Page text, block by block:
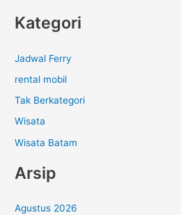
Kategori
Jadwal Ferry
rental mobil
Tak Berkategori
Wisata
Wisata Batam
Arsip
Agustus 2026